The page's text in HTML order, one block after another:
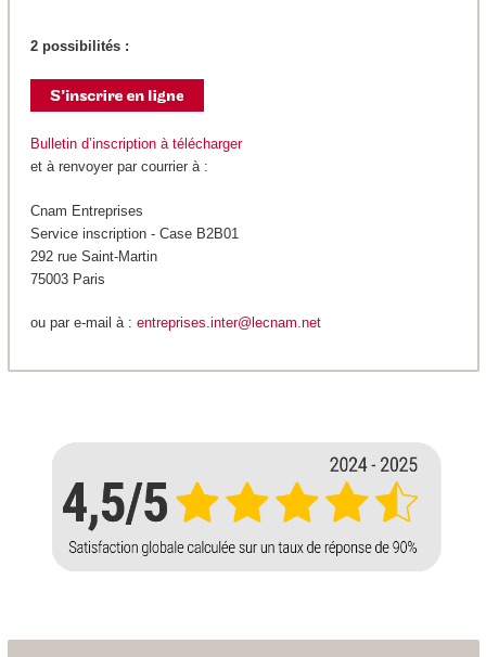
2 possibilités :
Bulletin d’inscription à télécharger
et à renvoyer par courrier à :
Cnam Entreprises
Service inscription - Case B2B01
292 rue Saint-Martin
75003 Paris
ou par e-mail à : entreprises.inter@lecnam.net